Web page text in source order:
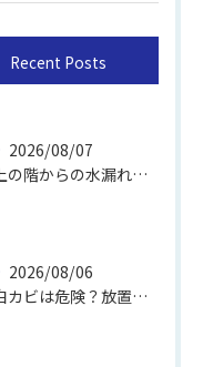
Recent Posts
2026/08/07
上の階からの水漏れでカビ｜対処法と業者
2026/08/06
白カビは危険？放置のリスクと取り方